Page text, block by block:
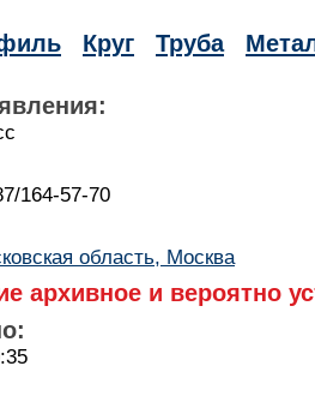
Круг Труба
164-57-70
область, Москва
архивное и вероятно